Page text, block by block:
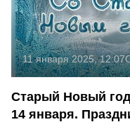
11 января 2025, 12:07
Старый Новый
14 января.